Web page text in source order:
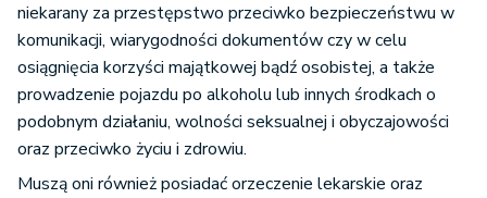
niekarany za przestępstwo przeciwko bezpieczeństwu w
komunikacji, wiarygodności dokumentów czy w celu
osiągnięcia korzyści majątkowej bądź osobistej, a także
prowadzenie pojazdu po alkoholu lub innych środkach o
podobnym działaniu, wolności seksualnej i obyczajowości
oraz przeciwko życiu i zdrowiu.
Muszą oni również posiadać orzeczenie lekarskie oraz